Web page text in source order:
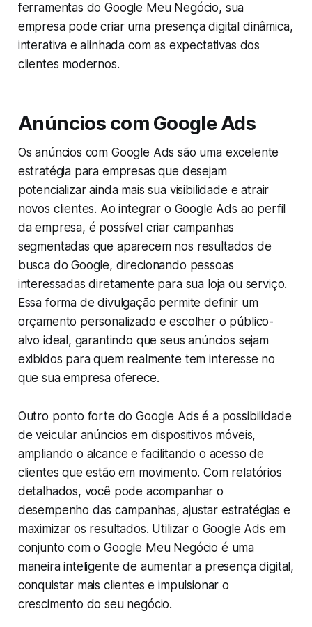
ferramentas do Google Meu Negócio, sua
empresa pode criar uma presença digital dinâmica,
interativa e alinhada com as expectativas dos
clientes modernos.
Anúncios com Google Ads
Os anúncios com Google Ads são uma excelente
estratégia para empresas que desejam
potencializar ainda mais sua visibilidade e atrair
novos clientes. Ao integrar o Google Ads ao perfil
da empresa, é possível criar campanhas
segmentadas que aparecem nos resultados de
busca do Google, direcionando pessoas
interessadas diretamente para sua loja ou serviço.
Essa forma de divulgação permite definir um
orçamento personalizado e escolher o público-
alvo ideal, garantindo que seus anúncios sejam
exibidos para quem realmente tem interesse no
que sua empresa oferece.
Outro ponto forte do Google Ads é a possibilidade
de veicular anúncios em dispositivos móveis,
ampliando o alcance e facilitando o acesso de
clientes que estão em movimento. Com relatórios
detalhados, você pode acompanhar o
desempenho das campanhas, ajustar estratégias e
maximizar os resultados. Utilizar o Google Ads em
conjunto com o Google Meu Negócio é uma
maneira inteligente de aumentar a presença digital,
conquistar mais clientes e impulsionar o
crescimento do seu negócio.